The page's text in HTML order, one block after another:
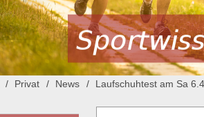
Privat News Laufschuhtest am Sa